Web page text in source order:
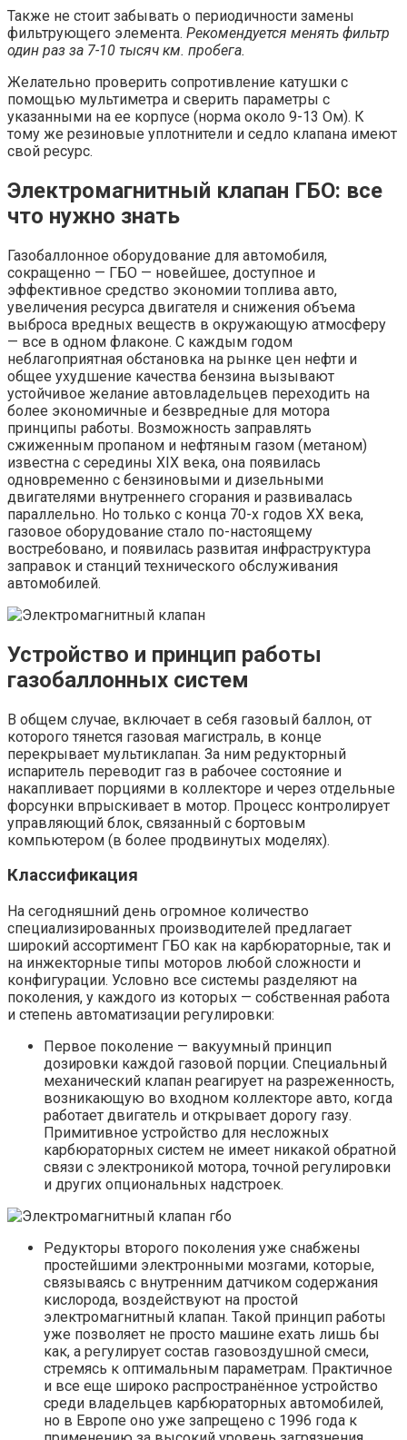
Также не стоит забывать о периодичности замены
фильтрующего элемента. Рекомендуется менять фильтр
один раз за 7-10 тысяч км. пробега.
Желательно проверить сопротивление катушки с
помощью мультиметра и сверить параметры с
указанными на ее корпусе (норма около 9-13 Ом). К
тому же резиновые уплотнители и седло клапана имеют
свой ресурс.
Электромагнитный клапан ГБО: все
что нужно знать
Газобаллонное оборудование для автомобиля,
сокращенно — ГБО — новейшее, доступное и
эффективное средство экономии топлива авто,
увеличения ресурса двигателя и снижения объема
выброса вредных веществ в окружающую атмосферу
— все в одном флаконе. С каждым годом
неблагоприятная обстановка на рынке цен нефти и
общее ухудшение качества бензина вызывают
устойчивое желание автовладельцев переходить на
более экономичные и безвредные для мотора
принципы работы. Возможность заправлять
сжиженным пропаном и нефтяным газом (метаном)
известна с середины XIX века, она появилась
одновременно с бензиновыми и дизельными
двигателями внутреннего сгорания и развивалась
параллельно. Но только с конца 70-х годов XX века,
газовое оборудование стало по-настоящему
востребовано, и появилась развитая инфраструктура
заправок и станций технического обслуживания
автомобилей.
Устройство и принцип работы
газобаллонных систем
В общем случае, включает в себя газовый баллон, от
которого тянется газовая магистраль, в конце
перекрывает мультиклапан. За ним редукторный
испаритель переводит газ в рабочее состояние и
накапливает порциями в коллекторе и через отдельные
форсунки впрыскивает в мотор. Процесс контролирует
управляющий блок, связанный с бортовым
компьютером (в более продвинутых моделях).
Классификация
На сегодняшний день огромное количество
специализированных производителей предлагает
широкий ассортимент ГБО как на карбюраторные, так и
на инжекторные типы моторов любой сложности и
конфигурации. Условно все системы разделяют на
поколения, у каждого из которых — собственная работа
и степень автоматизации регулировки:
Первое поколение — вакуумный принцип
дозировки каждой газовой порции. Специальный
механический клапан реагирует на разреженность,
возникающую во входном коллекторе авто, когда
работает двигатель и открывает дорогу газу.
Примитивное устройство для несложных
карбюраторных систем не имеет никакой обратной
связи с электроникой мотора, точной регулировки
и других опциональных надстроек.
Редукторы второго поколения уже снабжены
простейшими электронными мозгами, которые,
связываясь с внутренним датчиком содержания
кислорода, воздействуют на простой
электромагнитный клапан. Такой принцип работы
уже позволяет не просто машине ехать лишь бы
как, а регулирует состав газовоздушной смеси,
стремясь к оптимальным параметрам. Практичное
и все еще широко распространённое устройство
среди владельцев карбюраторных автомобилей,
но в Европе оно уже запрещено с 1996 года к